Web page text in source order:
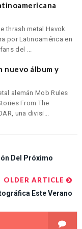
thrash metal Havok
por Latinoamérica en
del ...
nuevo álbum y
alemán Mob Rules
From The
una divisi...
Del Próximo
OLDER ARTICLE
Este Verano